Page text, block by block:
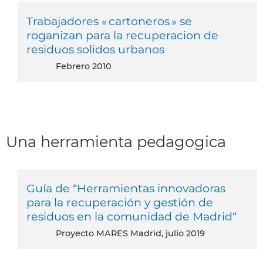
Trabajadores « cartoneros » se
roganizan para la recuperacion de
residuos solidos urbanos
febrero 2010
Una herramienta pedagogica
Guía de “Herramientas innovadoras
para la recuperación y gestión de
residuos en la comunidad de Madrid“
Proyecto MARES Madrid, julio 2019